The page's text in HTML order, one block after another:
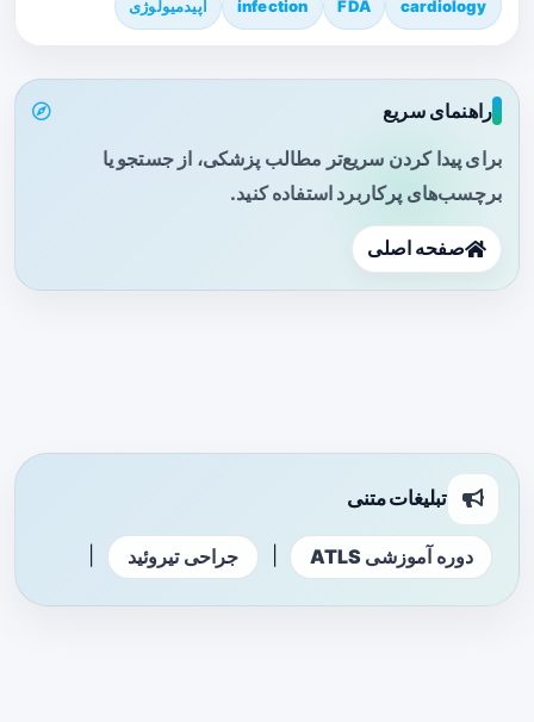
cardiology
FDA
infection اپیدمیولوژی
راهنمای سریع
برای پیدا کردن سریع‌تر مطالب پزشکی، از جستجو یا
برچسب‌های پرکاربرد استفاده کنید.
صفحه اصلی
تبلیغات متنی
دوره آموزشی ATLS جراحی تیروئید